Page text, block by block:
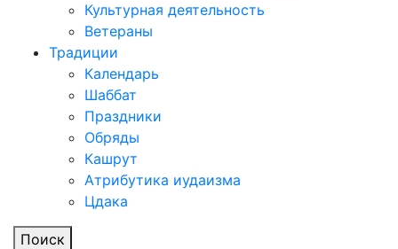
Культурная деятельность
Ветераны
Традиции
Календарь
Шаббат
Праздники
Обряды
Кашрут
Атрибутика иудаизма
Цдака
Поиск